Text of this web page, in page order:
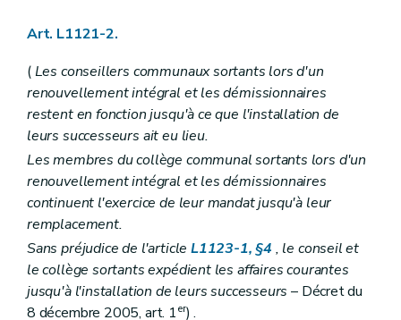
Art. L1124-43
Art. L1124-44
Art. L1124-45
Art. L1124-46
Art. L1124-47
Art. L1124-48
Art. L1124-49
Section 3
De l'évaluation
– Décret du 30 avril 2009, art. 5, al. 1
Art.L1124-50
Chapitre V
Art. L1125-1
Art. L1125-1
Art. L1125-2
Art.L1125-3
Art. L1125-4
Art. L1121-2.
(Les conseillers communaux sortants lors d'un
renouvellement intégral et les démissionnaires
restent en fonction jusqu'à ce que l'installation de
leurs successeurs ait eu lieu.
Les membres du collège communal sortants lors d'un
renouvellement intégral et les démissionnaires
continuent l'exercice de leur mandat jusqu'à leur
remplacement.
Sans préjudice de l'article L1123-1, §4 , le conseil et
le collège sortants expédient les affaires courantes
jusqu'à l'installation de leurs successeurs – Décret du
8 décembre 2005, art. 1er) .